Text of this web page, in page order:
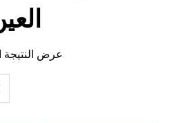
عرض النتيجة